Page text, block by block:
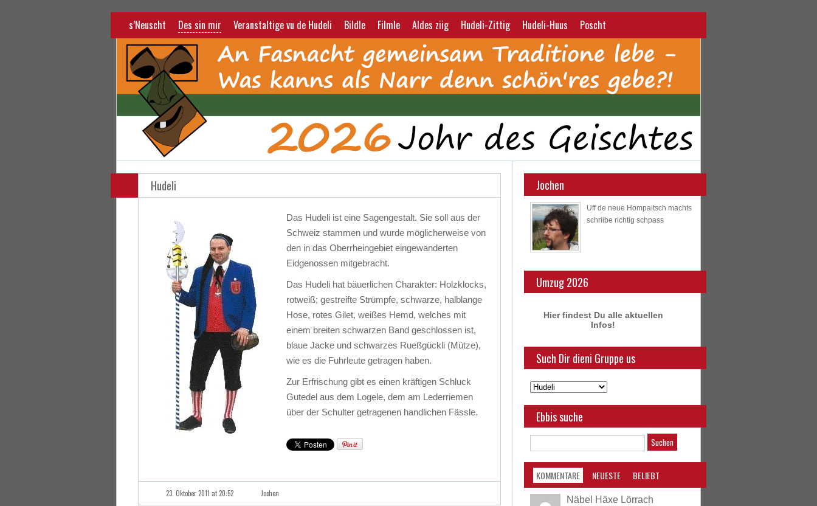
s’Neuscht Des sin mir Veranstaltige vu de Hudeli Bildle Filmle Aldes ziig Hudeli-Zittig Hudeli-Huus Poscht
Hudeli
Das Hudeli ist eine Sagengestalt. Sie soll aus der
Schweiz stammen und wurde möglicherweise von
den in das Oberrheingebiet eingewanderten
Eidgenossen mitgebracht.
Das Hudeli hat bäuerlichen Charakter: Holzklocks,
rotweiß; gestreifte Strümpfe, schwarze, halblange
Hose, rotes Gilet, weißes Hemd, welches mit
einem breiten schwarzen Band geschlossen ist,
blaue Jacke und schwarzes Rueßgückli (Mütze),
wie es die Fuhrleute getragen haben.
Zur Erfrischung gibt es einen kräftigen Schluck
Gutedel aus dem Logele, dem am Lederriemen
über der Schulter getragenen handlichen Fässle.
23. Oktober 2011 at 20:52 Jochen
Jochen
Uff de neue Hompaitsch machts
schriibe richtig schpass
Umzug 2026
Hier findest Du alle aktuellen
Infos!
Such Dir dieni Gruppe us
Ebbis suche
KOMMENTARE NEUESTE BELIEBT
Näbel Häxe Lörrach